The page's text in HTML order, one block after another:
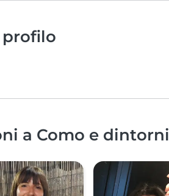
a Como e dintorni